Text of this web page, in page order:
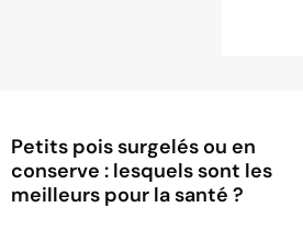
Petits pois surgelés ou en
conserve : lesquels sont les
meilleurs pour la santé ?